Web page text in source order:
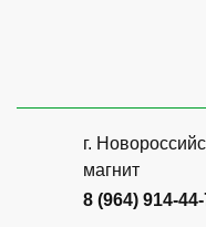
г.
магнит
8 (964) 914-